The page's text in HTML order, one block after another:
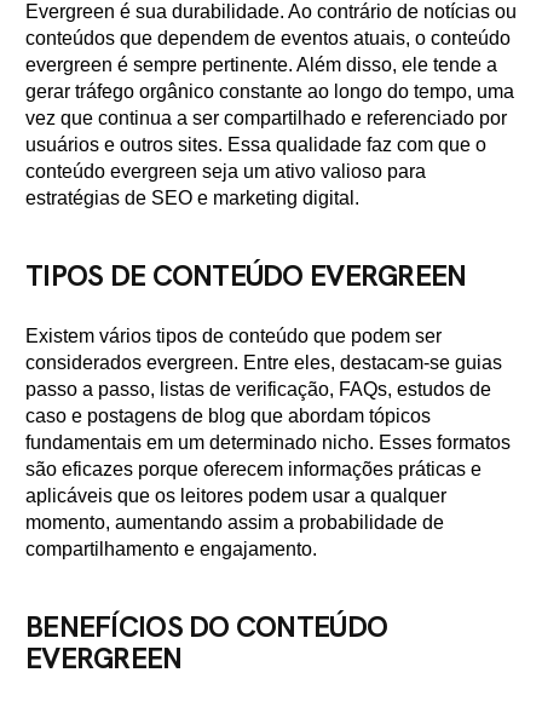
Evergreen é sua durabilidade. Ao contrário de notícias ou
conteúdos que dependem de eventos atuais, o conteúdo
evergreen é sempre pertinente. Além disso, ele tende a
gerar tráfego orgânico constante ao longo do tempo, uma
vez que continua a ser compartilhado e referenciado por
usuários e outros sites. Essa qualidade faz com que o
conteúdo evergreen seja um ativo valioso para
estratégias de SEO e marketing digital.
TIPOS DE CONTEÚDO EVERGREEN
Existem vários tipos de conteúdo que podem ser
considerados evergreen. Entre eles, destacam-se guias
passo a passo, listas de verificação, FAQs, estudos de
caso e postagens de blog que abordam tópicos
fundamentais em um determinado nicho. Esses formatos
são eficazes porque oferecem informações práticas e
aplicáveis que os leitores podem usar a qualquer
momento, aumentando assim a probabilidade de
compartilhamento e engajamento.
BENEFÍCIOS DO CONTEÚDO
EVERGREEN